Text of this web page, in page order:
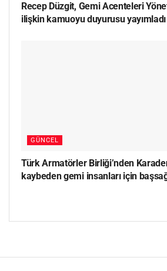
Recep Düzgit, Gemi Acenteleri
ilişkin kamuoyu duyurusu yayımladı
GÜNCEL
Türk Armatörler Birliği’nden
kaybeden gemi insanları için